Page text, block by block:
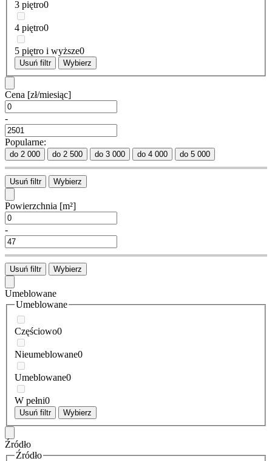
3 piętro0
4 piętro0
5 piętro i wyższe0
Usuń filtr Wybierz
Cena [zł/miesiąc]
-
Popularne:
do 2 000 do 2 500 do 3 000 do 4 000 do 5 000
Usuń filtr Wybierz
Powierzchnia [m²]
-
Usuń filtr Wybierz
Umeblowane
Umeblowane
Częściowo0
Nieumeblowane0
Umeblowane0
W pełni0
Usuń filtr Wybierz
Źródło
Źródło